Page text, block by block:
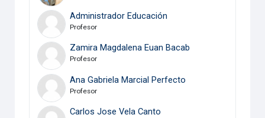
Administrador Educación
Profesor
Zamira Magdalena Euan Bacab
Profesor
Ana Gabriela Marcial Perfecto
Profesor
Carlos Jose Vela Canto